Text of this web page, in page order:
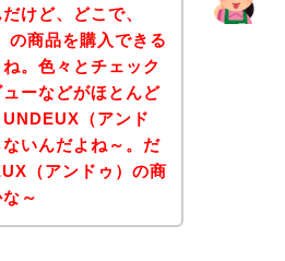
けど、どこで、
の商品を購入できる
。色々とチェック
ーなどがほとんど
（アンド
いんだよね～。だ
（アンドゥ）の商
～